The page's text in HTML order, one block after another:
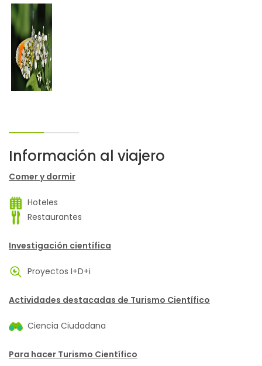
Información al viajero
Comer y dormir
Hoteles
Restaurantes
Investigación científica
Proyectos I+D+i
Actividades destacadas de Turismo Científico
Ciencia Ciudadana
Para hacer Turismo Científico